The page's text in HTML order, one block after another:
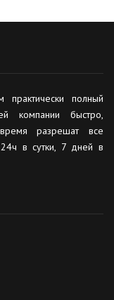
практически полный
компании быстро,
разрешат все
в сутки, 7 дней в